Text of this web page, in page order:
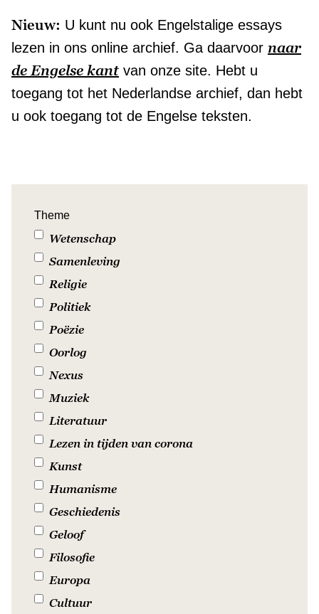
Nieuw: U kunt nu ook Engelstalige essays
lezen in ons online archief. Ga daarvoor naar
de Engelse kantvan onze site. Hebt u
toegang tot het Nederlandse archief, dan hebt
u ook toegang tot de Engelse teksten.
Theme
Wetenschap
Samenleving
Religie
Politiek
Poëzie
Oorlog
Nexus
Muziek
Literatuur
Lezen in tijden van corona
Kunst
Humanisme
Geschiedenis
Geloof
Filosofie
Europa
Cultuur